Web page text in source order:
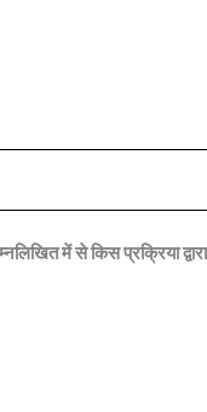
में से किस प्रक्रिया